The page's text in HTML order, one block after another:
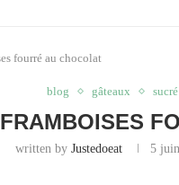
fourré au chocolat
blog gâteaux sucré
written byJustedoeat 5